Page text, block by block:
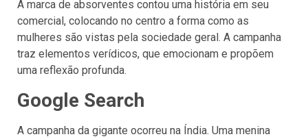
A marca de absorventes contou uma história em seu
comercial, colocando no centro a forma como as
mulheres são vistas pela sociedade geral. A campanha
traz elementos verídicos, que emocionam e propõem
uma reflexão profunda.
Google Search
A campanha da gigante ocorreu na Índia. Uma menina